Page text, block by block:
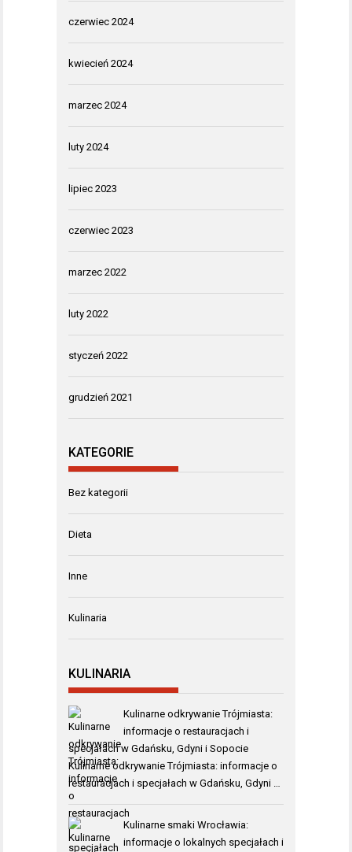
czerwiec 2024
kwiecień 2024
marzec 2024
luty 2024
lipiec 2023
czerwiec 2023
marzec 2022
luty 2022
styczeń 2022
grudzień 2021
KATEGORIE
Bez kategorii
Dieta
Inne
Kulinaria
KULINARIA
Kulinarne odkrywanie Trójmiasta:
informacje o restauracjach i
specjałach w Gdańsku, Gdyni i Sopocie
Kulinarne odkrywanie Trójmiasta: informacje o
restauracjach i specjałach w Gdańsku, Gdyni …
Kulinarne smaki Wrocławia:
informacje o lokalnych specjałach i